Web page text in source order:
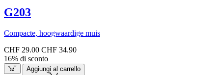
G203
Compacte, hoogwaardige muis
CHF 29.00 CHF 34.90
16% di sconto
Aggiungi al carrello